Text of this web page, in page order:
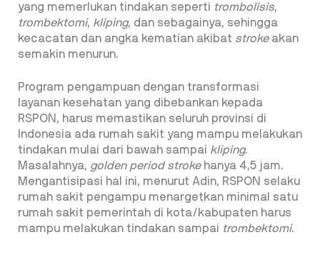
yang memerlukan tindakan seperti trombolisis,
trombektomi, kliping, dan sebagainya, sehingga
kecacatan dan angka kematian akibat strokeakan
semakin menurun.
Program pengampuan dengan transformasi
layanan kesehatan yang dibebankan kepada
RSPON, harus memastikan seluruh provinsi di
Indonesia ada rumah sakit yang mampu melakukan
tindakan mulai dari bawah sampai kliping.
Masalahnya, golden period strokehanya 4,5 jam.
Mengantisipasi hal ini, menurut Adin, RSPON selaku
rumah sakit pengampu menargetkan minimal satu
rumah sakit pemerintah di kota/kabupaten harus
mampu melakukan tindakan sampai trombektomi.